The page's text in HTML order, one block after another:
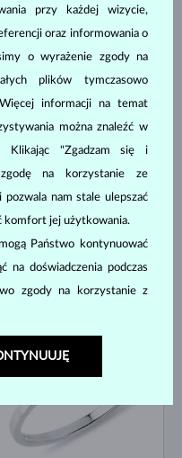
3 380 zł
GROWN DIAMENT
11 980 zł
przy każdej wizycie,
oraz informowania o
o wyrażenie zgody na
plików tymczasowo
informacji na temat
można znaleźć w
Klikając "Zgadzam się i
na korzystanie ze
nam stale ulepszać
komfort jej użytkowania.
Państwo kontynuować
na doświadczenia podczas
zgody na korzystanie z